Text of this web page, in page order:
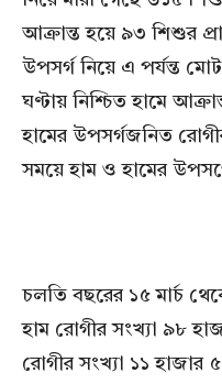
আক্রান্ত হয়ে ৯৩ শিশুর
উপসর্গ নিয়ে এ পর্যন্ত
ঘণ্টায় নিশ্চিত হামে
হামের উপসর্গজনিত
সময়ে হাম ও হামের
চলতি বছরের ১৫ মার্চ
হাম রোগীর সংখ্যা ৯৮
রোগীর সংখ্যা ১১ হাজার